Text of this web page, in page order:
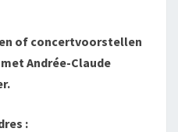
of concertvoorstellen
Andrée-Claude
: